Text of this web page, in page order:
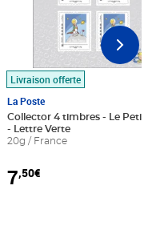
au panier
Livraison offerte
La Poste
Collector 4 timbres - Le Petit
- Lettre Verte
20g / France
7,50€